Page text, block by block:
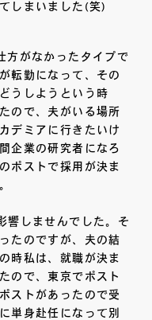
しまいました(笑)
方がなかったタイプで
転勤になって、その
うしようという時
ので、夫がいる場所
デミアに行きたいけ
企業の研究者になろ
ポストで採用が決ま
響しませんでした。そ
たのですが、夫の結
時私は、就職が決ま
ので、東京でポスト
ストがあったので受
単身赴任になって別